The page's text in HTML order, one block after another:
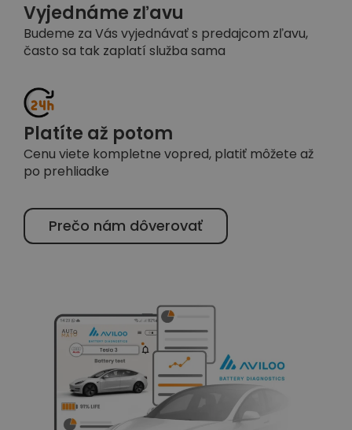
Vyjednáme zľavu
Budeme za Vás vyjednávať s predajcom zľavu,
často sa tak zaplatí služba sama
Platíte až potom
Cenu viete kompletne vopred, platiť môžete až
po prehliadke
Prečo nám dôverovať